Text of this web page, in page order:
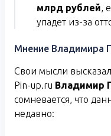
млрд рублей,
упадет из-за
Мнение Владимира
Свои мысли
Pin-up.ru Владимир
сомневается, что
недавно: